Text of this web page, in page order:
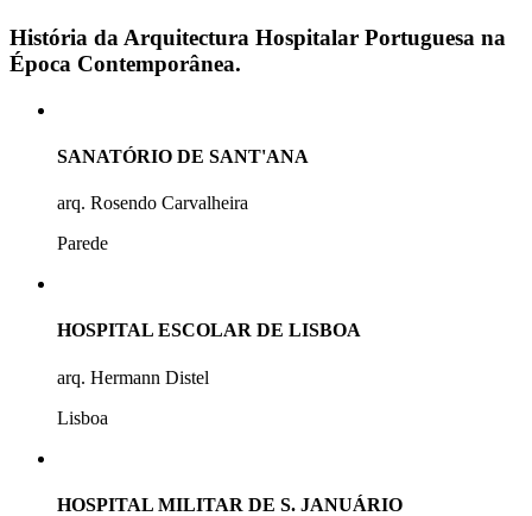
História da Arquitectura Hospitalar Portuguesa na
Época Contemporânea.
SANATÓRIO DE SANT'ANA
arq. Rosendo Carvalheira
Parede
HOSPITAL ESCOLAR DE LISBOA
arq. Hermann Distel
Lisboa
HOSPITAL MILITAR DE S. JANUÁRIO